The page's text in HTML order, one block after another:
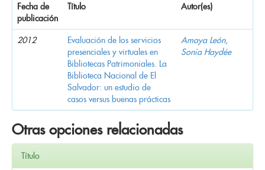
Fecha de
publicación
Título Autor(es)
2012
Evaluación de los servicios
presenciales y virtuales en
Bibliotecas Patrimoniales. La
Biblioteca Nacional de El
Salvador: un estudio de
casos versus buenas prácticas
Amaya León,
Sonia Haydée
Otras opciones relacionadas
Título